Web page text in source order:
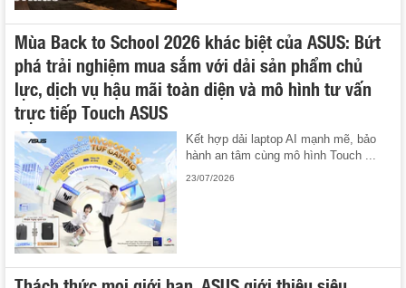
Mùa Back to School 2026 khác biệt của ASUS: Bứt
phá trải nghiệm mua sắm với dải sản phẩm chủ
lực, dịch vụ hậu mãi toàn diện và mô hình tư vấn
trực tiếp Touch ASUS
Kết hợp dải laptop AI mạnh mẽ, bảo
hành an tâm cùng mô hình Touch ...
23/07/2026